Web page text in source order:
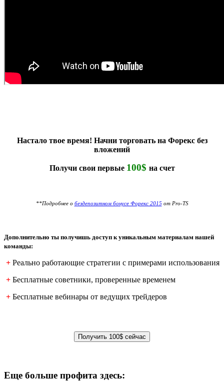
Настало твое время! Начни торговать на Форекс без
вложений
Получи свои первые 100$ на счет
**Подробнее о бездепозитном бонусе Форекс 2015 от Pro-TS
Дополнительно ты получишь доступ к уникальным материалам нашей
команды:
+ Реально работающие стратегии с примерами использования
+ Бесплатные советники, проверенные временем
+ Бесплатные вебинары от ведущих трейдеров
Еще больше профита здесь: